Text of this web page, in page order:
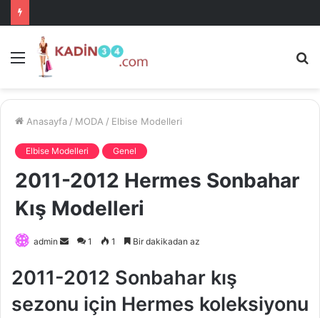
Menü
Anasayfa / MODA / Elbise Modelleri
Elbise Modelleri Genel
2011-2012 Hermes Sonbahar
Kış Modelleri
admin
Bir
posta
1 1 Bir dakikadan az
2011-2012 Sonbahar kış
sezonu için Hermes koleksiyonu